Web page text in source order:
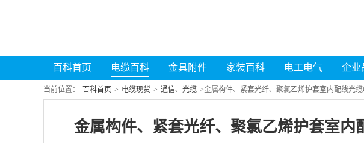
百科首页 电缆百科 金具附件 家装百科 电工电气 企业
当前位置： 百科首页 > 电缆现货 > 通信、光缆 >金属构件、紧套光纤、聚氯乙烯护套室内配线光缆
金属构件、紧套光纤、聚氯乙烯护套室内